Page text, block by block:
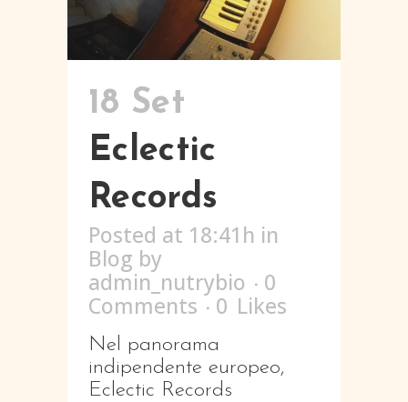
18 Set
Eclectic
Records
Posted at 18:41h in
Blog by
admin_nutrybio
0
Comments
0 Likes
Nel panorama
indipendente europeo,
Eclectic Records